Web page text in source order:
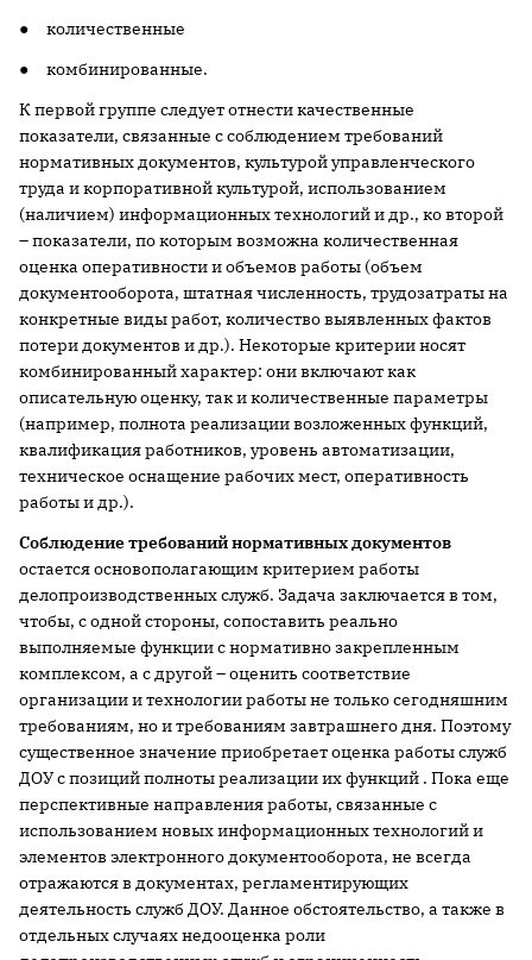
● количественные
● комбинированные.
К первой группе следует отнести качественные
показатели, связанные с соблюдением требований
нормативных документов, культурой управленческого
труда и корпоративной культурой, использованием
(наличием) информационных технологий и др., ко второй
– показатели, по которым возможна количественная
оценка оперативности и объемов работы (объем
документооборота, штатная численность, трудозатраты на
конкретные виды работ, количество выявленных фактов
потери документов и др.). Некоторые критерии носят
комбинированный характер: они включают как
описательную оценку, так и количественные параметры
(например, полнота реализации возложенных функций,
квалификация работников, уровень автоматизации,
техническое оснащение рабочих мест, оперативность
работы и др.).
Соблюдение требований нормативных документов
остается основополагающим критерием работы
делопроизводственных служб. Задача заключается в том,
чтобы, с одной стороны, сопоставить реально
выполняемые функции с нормативно закрепленным
комплексом, а с другой – оценить соответствие
организации и технологии работы не только сегодняшним
требованиям, но и требованиям завтрашнего дня. Поэтому
существенное значение приобретает оценка работы служб
ДОУ с позиций полноты реализации их функций . Пока еще
перспективные направления работы, связанные с
использованием новых информационных технологий и
элементов электронного документооборота, не всегда
отражаются в документах, регламентирующих
деятельность служб ДОУ. Данное обстоятельство, а также в
отдельных случаях недооценка роли